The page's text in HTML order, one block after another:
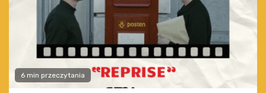
6 min przeczytania